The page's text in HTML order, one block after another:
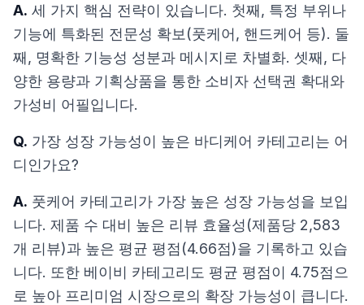
A. 세 가지 핵심 전략이 있습니다. 첫째, 특정 부위나
기능에 특화된 전문성 확보(풋케어, 핸드케어 등). 둘
째, 명확한 기능성 성분과 메시지로 차별화. 셋째, 다
양한 용량과 기획상품을 통한 소비자 선택권 확대와
가성비 어필입니다.
Q. 가장 성장 가능성이 높은 바디케어 카테고리는 어
디인가요?
A. 풋케어 카테고리가 가장 높은 성장 가능성을 보입
니다. 제품 수 대비 높은 리뷰 효율성(제품당 2,583
개 리뷰)과 높은 평균 평점(4.66점)을 기록하고 있습
니다. 또한 베이비 카테고리도 평균 평점이 4.75점으
로 높아 프리미엄 시장으로의 확장 가능성이 큽니다.